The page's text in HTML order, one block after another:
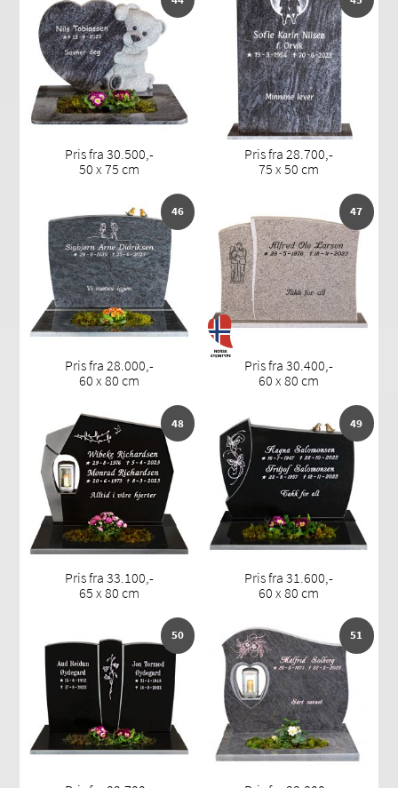
Pris fra 30.500,-
50 x 75 cm
Pris fra 28.700,-
75 x 50 cm
46
Pris fra 28.000,-
60 x 80 cm
47
Pris fra 30.400,-
60 x 80 cm
48
Pris fra 33.100,-
65 x 80 cm
49
Pris fra 31.600,-
60 x 80 cm
50 51